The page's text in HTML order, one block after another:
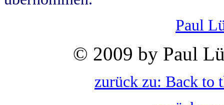
Paul
© 2009 by Paul
zurück zu: Back to